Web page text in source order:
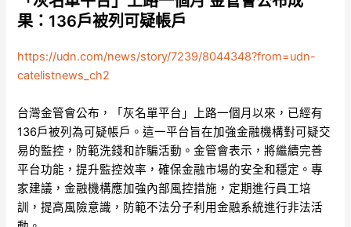
果：136戶被列可疑帳戶
https://udn.com/news/story/7239/8044348?from=udn-
catelistnews_ch2
台灣金管會公布，「灰名單平台」上路一個月以來，已經有
136戶被列為可疑帳戶。這一平台旨在加強金融機構對可疑交
易的監控，防範洗錢和詐騙活動。金管會表示，將繼續完善
平台功能，提升監控效率，確保金融市場的安全和穩定。專
家建議，金融機構應加強內部風控措施，定期進行員工培
訓，提高風險意識，防範不法分子利用金融系統進行非法活